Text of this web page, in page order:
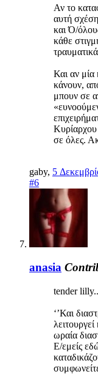
Αν το
αυτή
και Ό/
κάθε
Και αν μία
κάνουν,
μπουν σε
Κυρίαρχου
σε όλες.
gaby, 5
#6
anasia
tender
‘’Και
ωραία
Ε/εμείς